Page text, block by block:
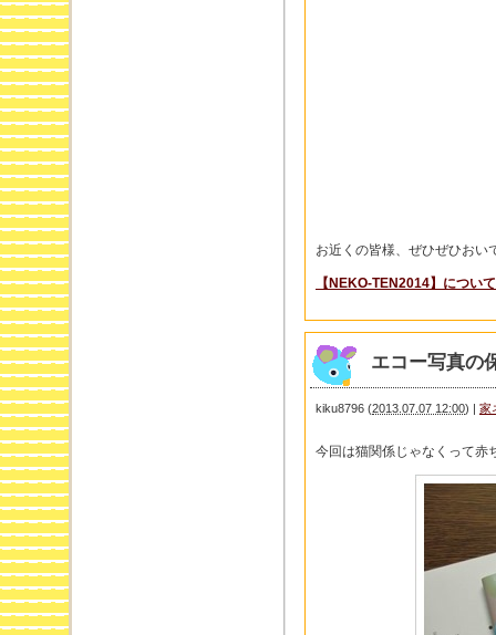
お近くの皆様、ぜひぜひおい
【NEKO-TEN2014】につい
エコー写真の
kiku8796 (2013.07.07 12:00) | 家
今回は猫関係じゃなくって赤